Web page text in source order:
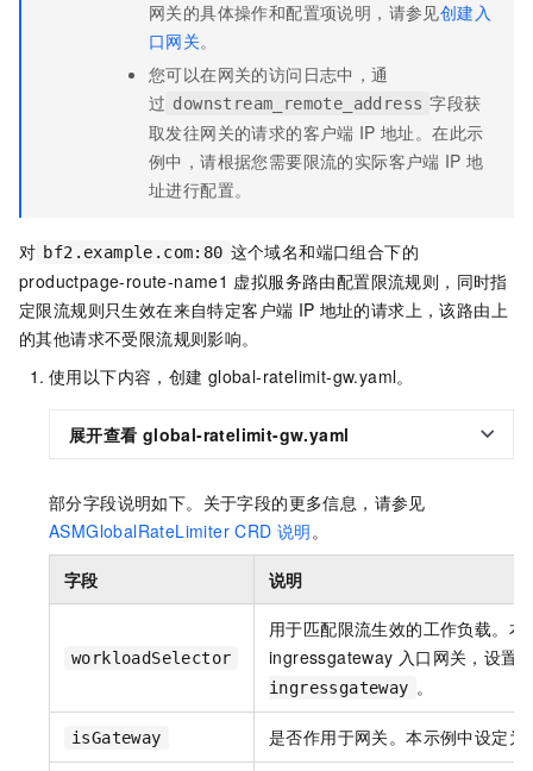
网关的具体操作和配置项说明，请参见创建入
口网关。
您可以在网关的访问日志中，通
过 downstream_remote_address 字段获
取发往网关的请求的客户端 IP 地址。在此示
例中，请根据您需要限流的实际客户端 IP 地
址进行配置。
对 bf2.example.com:80 这个域名和端口组合下的
productpage-route-name1 虚拟服务路由配置限流规则，同时指
定限流规则只生效在来自特定客户端 IP 地址的请求上，该路由上
的其他请求不受限流规则影响。
使用以下内容，创建 global-ratelimit-gw.yaml。
展开查看 global-ratelimit-gw.yaml
部分字段说明如下。关于字段的更多信息，请参见
ASMGlobalRateLimiter CRD 说明。
字段 说明
workloadSelector
用于匹配限流生效的工作负载。
ingressgateway 入口网关，设置
ingressgateway 。
isGateway 是否作用于网关。本示例中设定为